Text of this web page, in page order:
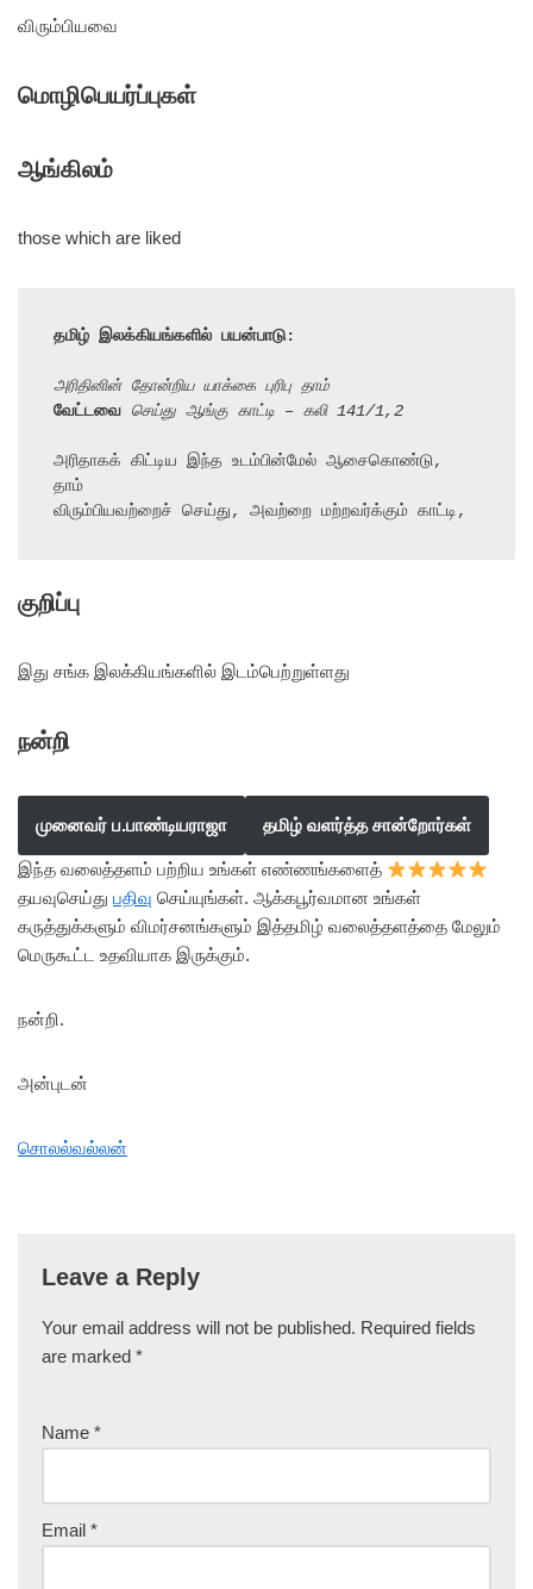
விரும்பியவை
மொழிபெயர்ப்புகள்
ஆங்கிலம்
those which are liked
தமிழ் இலக்கியங்களில் பயன்பாடு:
அரிதினின் தோன்றிய யாக்கை புரிபு தாம்
வேட்டவை செய்து ஆங்கு காட்டி – கலி 141/1,2
அரிதாகக் கிட்டிய இந்த உடம்பின்மேல் ஆசைகொண்டு,
தாம்
விரும்பியவற்றைச் செய்து, அவற்றை மற்றவர்க்கும் காட்டி,
குறிப்பு
இது சங்க இலக்கியங்களில் இடம்பெற்றுள்ளது
நன்றி
முனைவர் ப.பாண்டியராஜா தமிழ் வளர்த்த சான்றோர்கள்
இந்த வலைத்தளம் பற்றிய உங்கள் எண்ணங்களைத்
தயவுசெய்து பதிவு செய்யுங்கள். ஆக்கபூர்வமான உங்கள்
கருத்துக்களும் விமர்சனங்களும் இத்தமிழ் வலைத்தளத்தை மேலும்
மெருகூட்ட உதவியாக இருக்கும்.
நன்றி.
அன்புடன்
சொலல்வல்லன்
Leave a Reply
Your email address will not be published. Required fields
are marked *
Name *
Email *